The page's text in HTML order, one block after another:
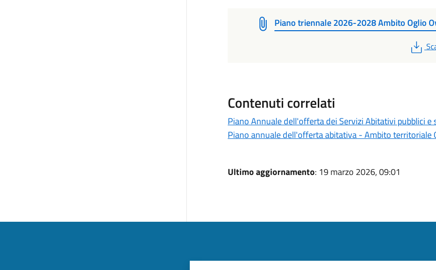
Piano triennale 2026-2028 Ambito Oglio
Contenuti correlati
Piano Annuale dell'offerta dei Servizi Abitativi pubblici
Piano annuale dell'offerta abitativa - Ambito territoriale
Ultimo aggiornamento: 19 marzo 2026, 09:01